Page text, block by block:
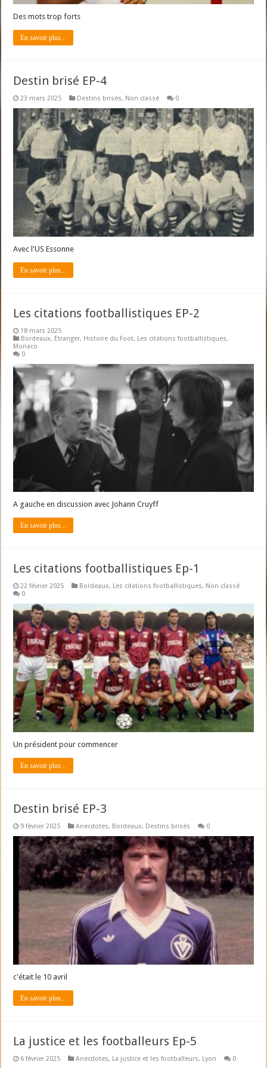
Des mots trop forts
En savoir plus...
Destin brisé EP-4
23 mars 2025 Destins brisés, Non classé 0
Avec l'US Essonne
En savoir plus...
Les citations footballistiques EP-2
18 mars 2025
Bordeaux, Etranger, Histoire du Foot, Les citations footballistiques,
Monaco
0
A gauche en discussion avec Johann Cruyff
En savoir plus...
Les citations footballistiques Ep-1
22 février 2025 Bordeaux, Les citations footballistiques, Non classé
0
Un président pour commencer
En savoir plus...
Destin brisé EP-3
9 février 2025 Anecdotes, Bordeaux, Destins brisés 0
c'était le 10 avril
En savoir plus...
La justice et les footballeurs Ep-5
6 février 2025 Anecdotes, La justice et les footballeurs, Lyon 0